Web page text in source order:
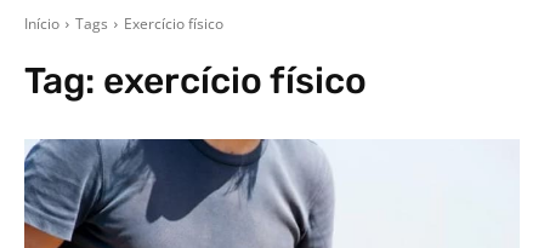
Início Tags Exercício físico
Tag: exercício físico